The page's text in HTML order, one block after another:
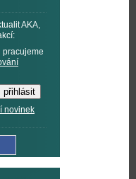
AKA,
pracujeme
novinek